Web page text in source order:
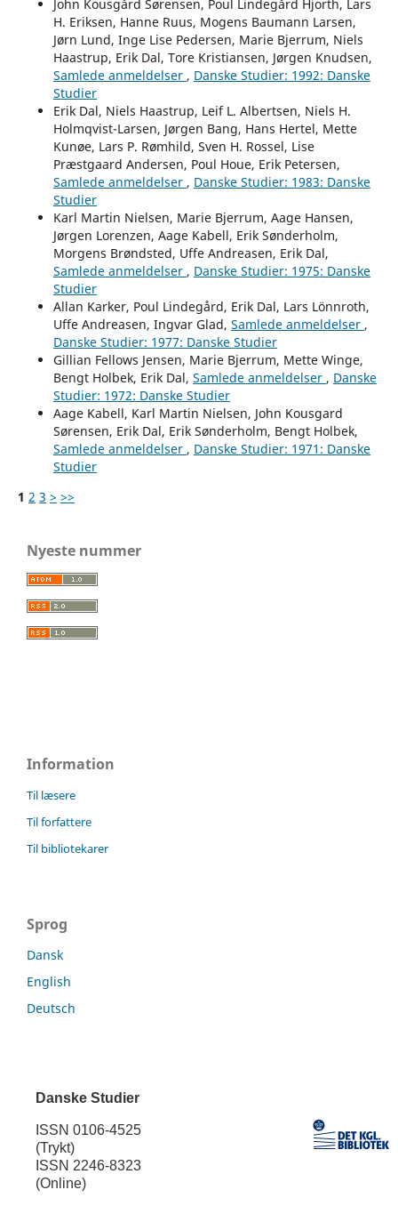
John Kousgård Sørensen, Poul Lindegård Hjorth, Lars
H. Eriksen, Hanne Ruus, Mogens Baumann Larsen,
Jørn Lund, Inge Lise Pedersen, Marie Bjerrum, Niels
Haastrup, Erik Dal, Tore Kristiansen, Jørgen Knudsen,
Samlede anmeldelser , Danske Studier: 1992: Danske
Studier
Erik Dal, Niels Haastrup, Leif L. Albertsen, Niels H.
Holmqvist-Larsen, Jørgen Bang, Hans Hertel, Mette
Kunøe, Lars P. Rømhild, Sven H. Rossel, Lise
Præstgaard Andersen, Poul Houe, Erik Petersen,
Samlede anmeldelser , Danske Studier: 1983: Danske
Studier
Karl Martin Nielsen, Marie Bjerrum, Aage Hansen,
Jørgen Lorenzen, Aage Kabell, Erik Sønderholm,
Morgens Brøndsted, Uffe Andreasen, Erik Dal,
Samlede anmeldelser , Danske Studier: 1975: Danske
Studier
Allan Karker, Poul Lindegård, Erik Dal, Lars Lönnroth,
Uffe Andreasen, Ingvar Glad, Samlede anmeldelser ,
Danske Studier: 1977: Danske Studier
Gillian Fellows Jensen, Marie Bjerrum, Mette Winge,
Bengt Holbek, Erik Dal, Samlede anmeldelser , Danske
Studier: 1972: Danske Studier
Aage Kabell, Karl Martin Nielsen, John Kousgard
Sørensen, Erik Dal, Erik Sønderholm, Bengt Holbek,
Samlede anmeldelser , Danske Studier: 1971: Danske
Studier
1 2 3 > >>
Nyeste nummer
Information
Til læsere
Til forfattere
Til bibliotekarer
Sprog
Dansk
English
Deutsch
Danske Studier
ISSN 0106-4525
(Trykt)
ISSN 2246-8323
(Online)